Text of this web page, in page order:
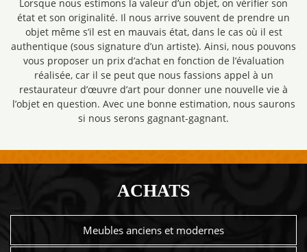
Lorsque nous estimons la valeur d’un objet, on vérifier son
état et son originalité. Il nous arrive souvent de prendre un
objet même s’il est en mauvais état, dans le cas où il est
authentique (sous signature d’un artiste). Ainsi, nous pouvons
vous proposer un prix d’achat en fonction de l’évaluation
réalisée, car il se peut que nous fassions appel à un
restaurateur d’œuvre d’art pour donner une nouvelle vie à
l’objet en question. Avec une bonne estimation, nous saurons
si nous serons gagnant-gagnant.
ACHATS
Meubles anciens et modernes